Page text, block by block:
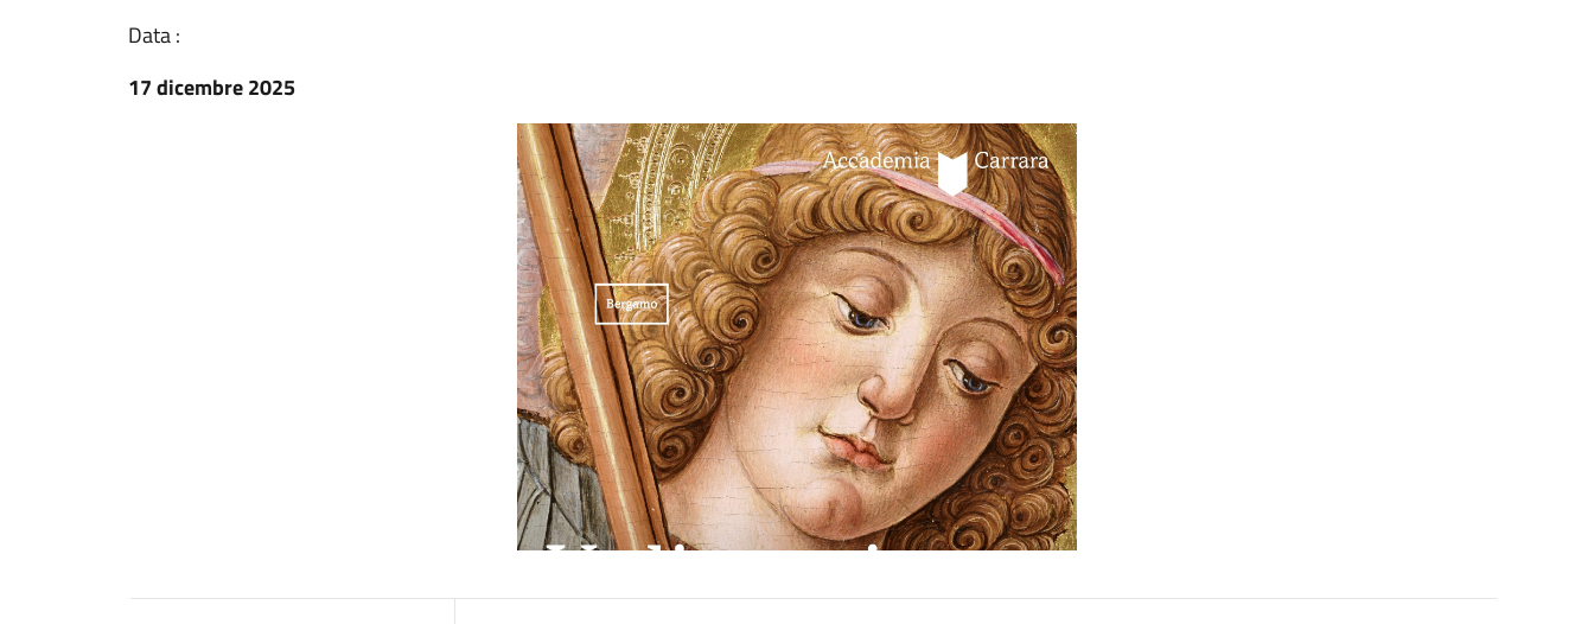
Data :
17 dicembre 2025